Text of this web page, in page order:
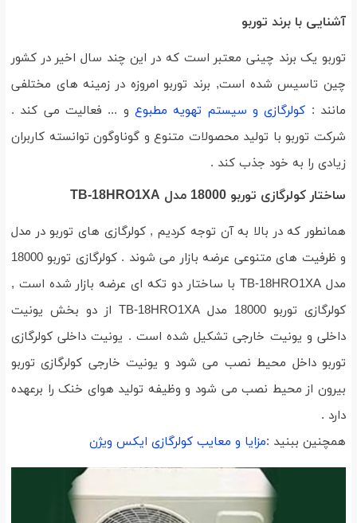
آشنایی با برند توربو
توربو یک برند چینی معتبر است که در این چند سال اخیر در کشور
چین تاسیس شده است, برند توربو امروزه در زمینه های مختلفی
مانند : کولرگازی و سیستم تهویه مطبوع و ... فعالیت می کند .
شرکت توربو با تولید محصولات متنوع و گوناوگون توانسته کاربران
زیادی را به خود جذب کند .
ساختار کولرگازی توربو 18000 مدل TB-18HRO1XA
همانطور که در بالا به آن توجه کردیم , کولرگازی های توربو در مدل
و ظرفیت های متنوعی عرضه بازار می شوند . کولرگازی توربو 18000
مدل TB-18HRO1XA با ساختار دو تکه ای عرضه بازار شده است ,
کولرگازی توربو 18000 مدل TB-18HRO1XA از دو بخش یونیت
داخلی و یونیت خارجی تشکیل شده است . یونیت داخلی کولرگازی
توربو داخل محیط نصب می شود و یونیت خارجی کولرگازی توربو
بیرون از محیط نصب می شود و وظیفه تولید هوای خنک را برعهده
دارد .
همچنین ببنید :مزایا و معایب کولرگازی ایکس ویژن